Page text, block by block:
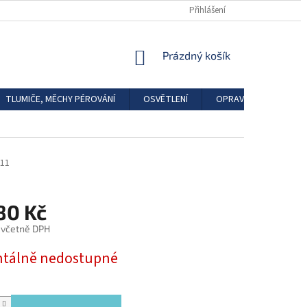
Přihlášení
NÁKUPNÍ
Prázdný košík
TLUMIČE, MĚCHY PÉROVÁNÍ OSVĚTLENÍ
OPRAVÁRENSKÉ
Kč
DPH
nedostupné